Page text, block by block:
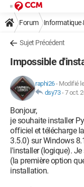
Forum Informatique
Sujet Précédent
Impossible
raphi26- Modifié
dsy73-7 oct.
Bonjour,
je souhaite installer
officiel et télécharge
3.5.0) sur Windows
l'installer (logique).
(la première option
installation.